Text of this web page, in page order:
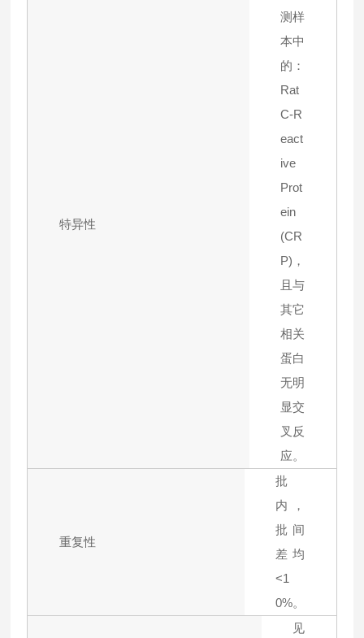
特异性
测样
本中
的：
Rat
C-R
eact
ive
Prot
ein
(CR
P)，
且与
其它
相关
蛋白
无明
显交
叉反
应。
重复性
批
内，
批间
差均
<1
0%。
见